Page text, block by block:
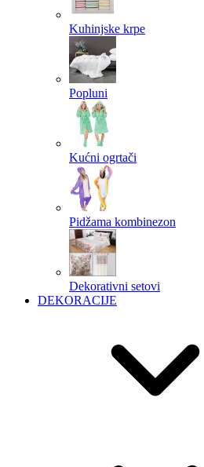
Kuhinjske krpe
Popluni
Kućni ogrtači
Pidžama kombinezon
Dekorativni setovi
DEKORACIJE